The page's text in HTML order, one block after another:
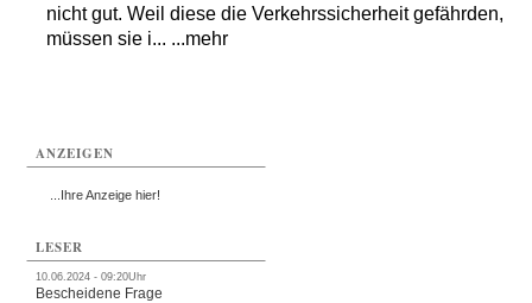
nicht gut. Weil diese die Verkehrssicherheit gefährden,
müssen sie i... ...mehr
ANZEIGEN
...Ihre Anzeige hier!
LESER
10.06.2024 - 09:20Uhr
Bescheidene Frage